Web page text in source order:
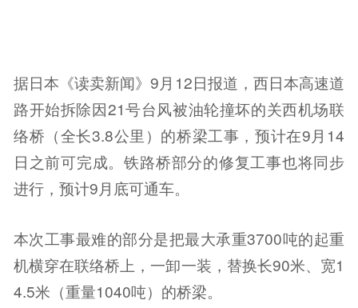
据日本《读卖新闻》9月12日报道，西日本高速道
路开始拆除因21号台风被油轮撞坏的关西机场联
络桥（全长3.8公里）的桥梁工事，预计在9月14
日之前可完成。铁路桥部分的修复工事也将同步
进行，预计9月底可通车。
本次工事最难的部分是把最大承重3700吨的起重
机横穿在联络桥上，一卸一装，替换长90米、宽1
4.5米（重量1040吨）的桥梁。